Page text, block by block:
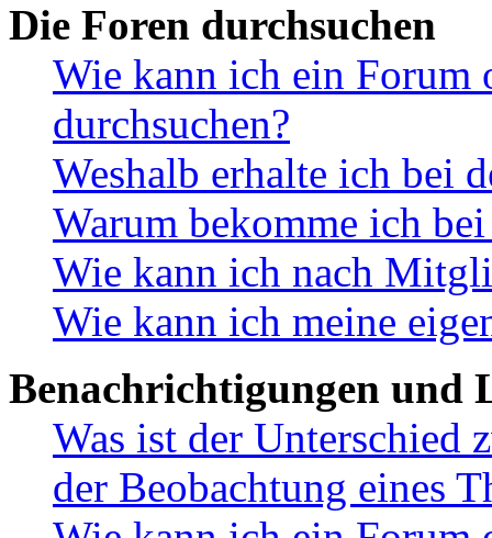
Die Foren durchsuchen
Wie kann ich ein Forum
durchsuchen?
Weshalb erhalte ich bei
Warum bekomme ich
Wie kann ich nach
Wie kann ich meine
Benachrichtigungen und
Was ist der Unterschied
der Beobachtung eines